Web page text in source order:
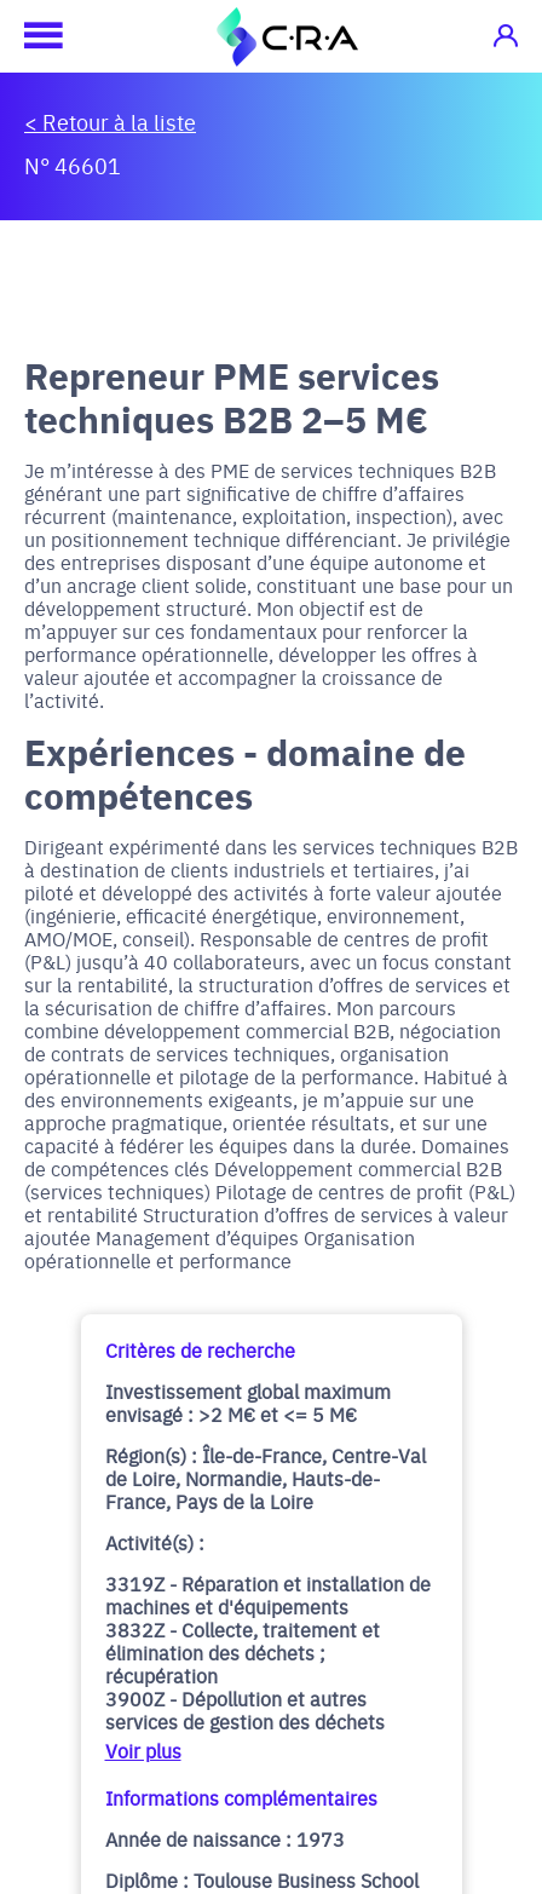
< Retour à la liste
N° 46601
Repreneur PME services
techniques B2B 2–5 M€
Je m’intéresse à des PME de services techniques B2B
générant une part significative de chiffre d’affaires
récurrent (maintenance, exploitation, inspection), avec
un positionnement technique différenciant. Je privilégie
des entreprises disposant d’une équipe autonome et
d’un ancrage client solide, constituant une base pour un
développement structuré. Mon objectif est de
m’appuyer sur ces fondamentaux pour renforcer la
performance opérationnelle, développer les offres à
valeur ajoutée et accompagner la croissance de
l’activité.
Expériences - domaine de
compétences
Dirigeant expérimenté dans les services techniques B2B
à destination de clients industriels et tertiaires, j’ai
piloté et développé des activités à forte valeur ajoutée
(ingénierie, efficacité énergétique, environnement,
AMO/MOE, conseil). Responsable de centres de profit
(P&L) jusqu’à 40 collaborateurs, avec un focus constant
sur la rentabilité, la structuration d’offres de services et
la sécurisation de chiffre d’affaires. Mon parcours
combine développement commercial B2B, négociation
de contrats de services techniques, organisation
opérationnelle et pilotage de la performance. Habitué à
des environnements exigeants, je m’appuie sur une
approche pragmatique, orientée résultats, et sur une
capacité à fédérer les équipes dans la durée. Domaines
de compétences clés Développement commercial B2B
(services techniques) Pilotage de centres de profit (P&L)
et rentabilité Structuration d’offres de services à valeur
ajoutée Management d’équipes Organisation
opérationnelle et performance
Critères de recherche
Investissement global maximum
envisagé : >2 M€ et <= 5 M€
Région(s) : Île-de-France, Centre-Val
de Loire, Normandie, Hauts-de-
France, Pays de la Loire
Activité(s) :
3319Z - Réparation et installation de
machines et d'équipements
3832Z - Collecte, traitement et
élimination des déchets ;
récupération
3900Z - Dépollution et autres
services de gestion des déchets
Voir plus
Informations complémentaires
Année de naissance : 1973
Diplôme : Toulouse Business School